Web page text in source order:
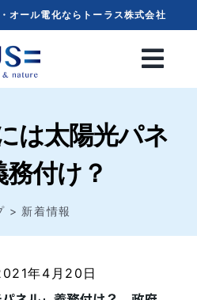
オール電化ならトーラス株式会社
は太陽光パネ
付け？
新着情報
年4月20日